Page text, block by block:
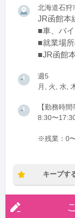
北海道石狩
JR函館本
■車、バ
■就業場
■JR函館
週5
月, 火, 水,
【勤務時
8:30〜
※残業：0
キープす